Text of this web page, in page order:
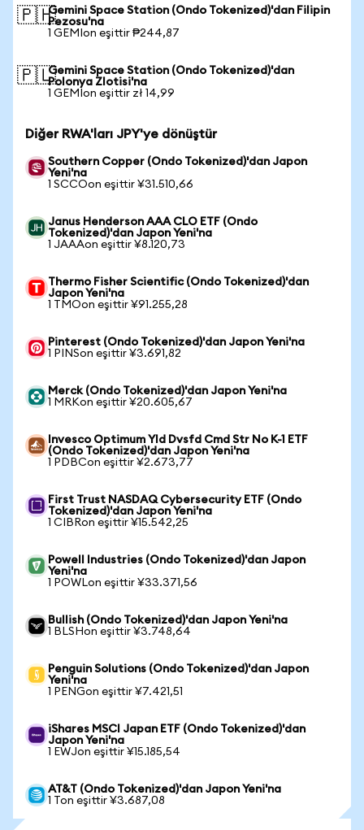
🇵🇭Gemini Space Station (Ondo Tokenized)'dan Filipin
Pezosu'na
1 GEMIon eşittir ₱244,87
🇵🇱Gemini Space Station (Ondo Tokenized)'dan
Polonya Zlotisi'na
1 GEMIon eşittir zł 14,99
Diğer RWA'ları JPY'ye dönüştür
Southern Copper (Ondo Tokenized)'dan Japon
Yeni'na
1 SCCOon eşittir ¥31.510,66
Janus Henderson AAA CLO ETF (Ondo
Tokenized)'dan Japon Yeni'na
1 JAAAon eşittir ¥8.120,73
Thermo Fisher Scientific (Ondo Tokenized)'dan
Japon Yeni'na
1 TMOon eşittir ¥91.255,28
Pinterest (Ondo Tokenized)'dan Japon Yeni'na
1 PINSon eşittir ¥3.691,82
Merck (Ondo Tokenized)'dan Japon Yeni'na
1 MRKon eşittir ¥20.605,67
Invesco Optimum Yld Dvsfd Cmd Str No K-1 ETF
(Ondo Tokenized)'dan Japon Yeni'na
1 PDBCon eşittir ¥2.673,77
First Trust NASDAQ Cybersecurity ETF (Ondo
Tokenized)'dan Japon Yeni'na
1 CIBRon eşittir ¥15.542,25
Powell Industries (Ondo Tokenized)'dan Japon
Yeni'na
1 POWLon eşittir ¥33.371,56
Bullish (Ondo Tokenized)'dan Japon Yeni'na
1 BLSHon eşittir ¥3.748,64
Penguin Solutions (Ondo Tokenized)'dan Japon
Yeni'na
1 PENGon eşittir ¥7.421,51
iShares MSCI Japan ETF (Ondo Tokenized)'dan
Japon Yeni'na
1 EWJon eşittir ¥15.185,54
AT&T (Ondo Tokenized)'dan Japon Yeni'na
1 Ton eşittir ¥3.687,08